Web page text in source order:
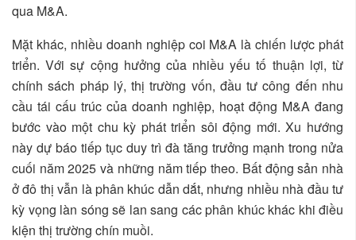
qua M&A.
Mặt khác, nhiều doanh nghiệp coi M&A là chiến lược phát
triển. Với sự cộng hưởng của nhiều yếu tố thuận lợi, từ
chính sách pháp lý, thị trường vốn, đầu tư công đến nhu
cầu tái cấu trúc của doanh nghiệp, hoạt động M&A đang
bước vào một chu kỳ phát triển sôi động mới. Xu hướng
này dự báo tiếp tục duy trì đà tăng trưởng mạnh trong nửa
cuối năm 2025 và những năm tiếp theo. Bất động sản nhà
ở đô thị vẫn là phân khúc dẫn dắt, nhưng nhiều nhà đầu tư
kỳ vọng làn sóng sẽ lan sang các phân khúc khác khi điều
kiện thị trường chín muồi.